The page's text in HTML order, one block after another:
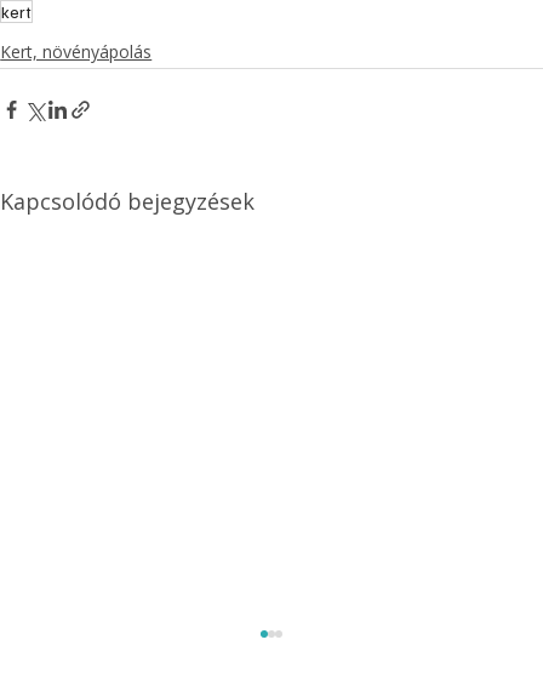
kert
Kert, növényápolás
Kapcsolódó bejegyzések